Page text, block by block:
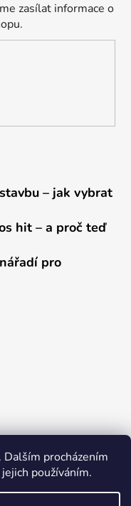
procházením
používáním.
zasílat informace o
– jak vybrat
hit – a proč teď
pro